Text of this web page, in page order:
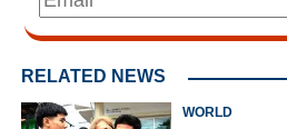
RELATED NEWS
WORLD